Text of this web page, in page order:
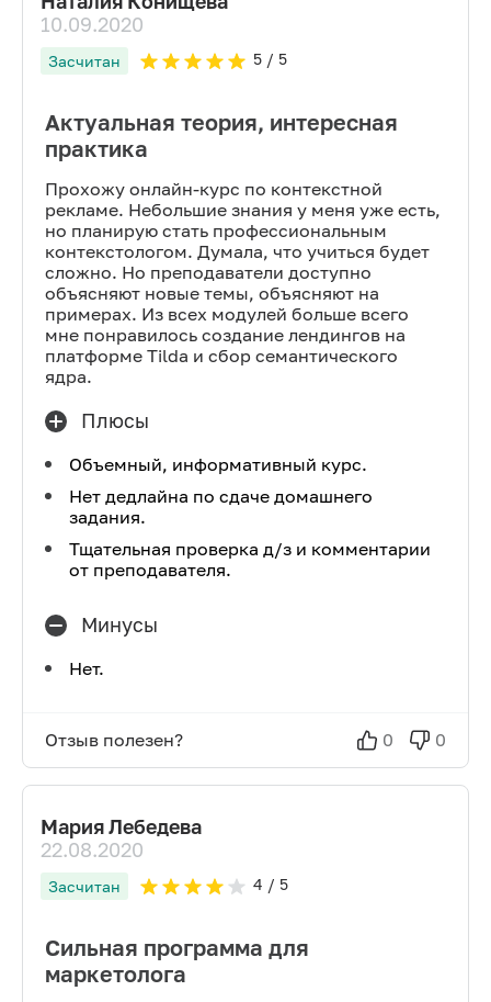
10.09.2020
Засчитан 5/ 5
Актуальная теория, интересная
практика
Прохожу онлайн-курс по контекстной
рекламе. Небольшие знания у меня уже есть,
но планирую стать профессиональным
контекстологом. Думала, что учиться будет
сложно. Но преподаватели доступно
объясняют новые темы, объясняют на
примерах. Из всех модулей больше всего
мне понравилось создание лендингов на
платформе Tilda и сбор семантического
ядра.
Плюсы
Объемный, информативный курс.
Нет дедлайна по сдаче домашнего
задания.
Тщательная проверка д/з и комментарии
от преподавателя.
Минусы
Нет.
Отзыв полезен? 0 0
Мария Лебедева
22.08.2020
Засчитан 4 / 5
Сильная программа для
маркетолога